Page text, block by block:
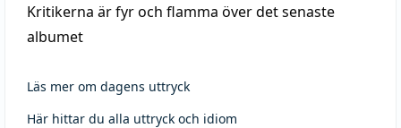
Kritikerna är fyr och flamma över det senaste
albumet
Läs mer om dagens uttryck
Här hittar du alla uttryck och idiom